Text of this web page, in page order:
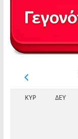
ΚΥΡ ΔΕΥ